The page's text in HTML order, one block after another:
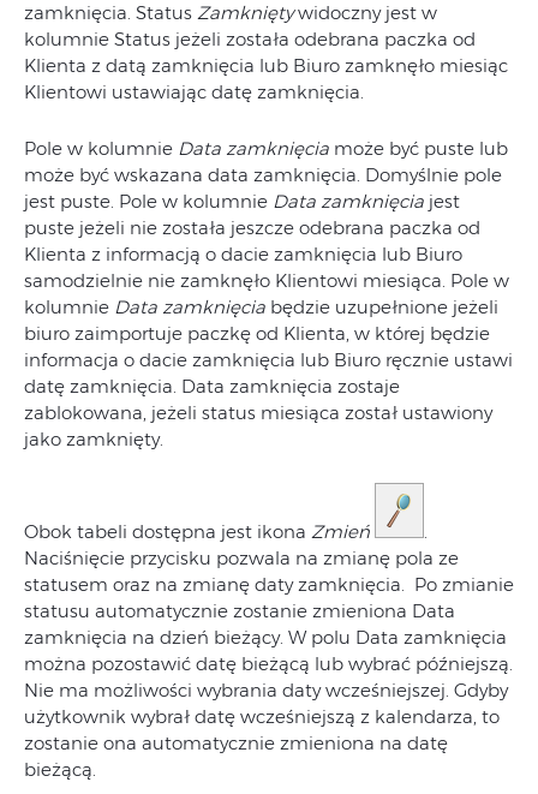
zamknięcia. Status Zamkniętywidoczny jest w
kolumnie Status jeżeli została odebrana paczka od
Klienta z datą zamknięcia lub Biuro zamknęło miesiąc
Klientowi ustawiając datę zamknięcia.
Pole w kolumnie Data zamknięcia może być puste lub
może być wskazana data zamknięcia. Domyślnie pole
jest puste. Pole w kolumnie Data zamknięcia jest
puste jeżeli nie została jeszcze odebrana paczka od
Klienta z informacją o dacie zamknięcia lub Biuro
samodzielnie nie zamknęło Klientowi miesiąca. Pole w
kolumnie Data zamknięcia będzie uzupełnione jeżeli
biuro zaimportuje paczkę od Klienta, w której będzie
informacja o dacie zamknięcia lub Biuro ręcznie ustawi
datę zamknięcia. Data zamknięcia zostaje
zablokowana, jeżeli status miesiąca został ustawiony
jako zamknięty.
Obok tabeli dostępna jest ikona Zmień
.
Naciśnięcie przycisku pozwala na zmianę pola ze
statusem oraz na zmianę daty zamknięcia. Po zmianie
statusu automatycznie zostanie zmieniona Data
zamknięcia na dzień bieżący. W polu Data zamknięcia
można pozostawić datę bieżącą lub wybrać późniejszą.
Nie ma możliwości wybrania daty wcześniejszej. Gdyby
użytkownik wybrał datę wcześniejszą z kalendarza, to
zostanie ona automatycznie zmieniona na datę
bieżącą.